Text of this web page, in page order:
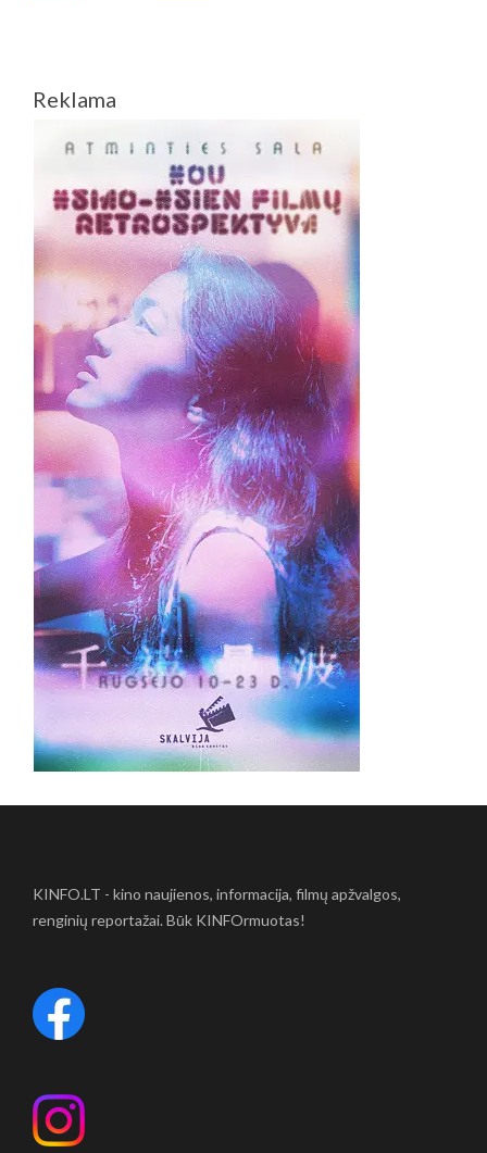
Reklama
KINFO.LT - kino naujienos, informacija, filmų apžvalgos,
renginių reportažai. Būk KINFOrmuotas!